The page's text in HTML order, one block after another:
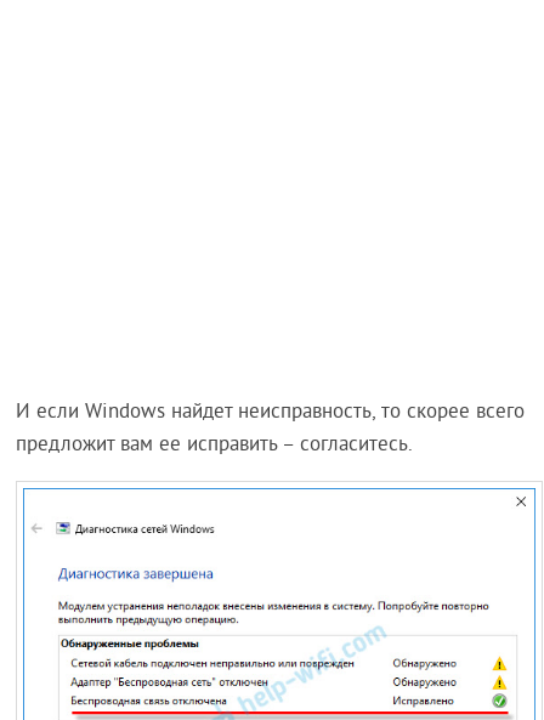
И если Windows найдет неисправность, то скорее всего
предложит вам ее исправить – согласитесь.